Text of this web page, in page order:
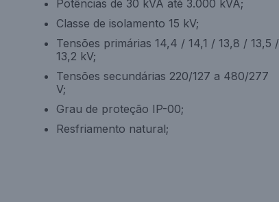
Potências de 30 kVA até 3.000 kVA;
Classe de isolamento 15 kV;
Tensões primárias 14,4 / 14,1 / 13,8 / 13,5 /
13,2 kV;
Tensões secundárias 220/127 a 480/277
V;
Grau de proteção IP-00;
Resfriamento natural;